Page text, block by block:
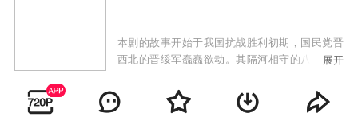
本剧的故事开始于我国抗战胜利初期，国民党晋
西北的晋绥军蠢蠢欲动。其隔河相守的八路军某
护大部队跳出包围圈，随即跟随359旅转战到陕
北。在陕北战场上，狼队展现出非凡的战斗才能
展开